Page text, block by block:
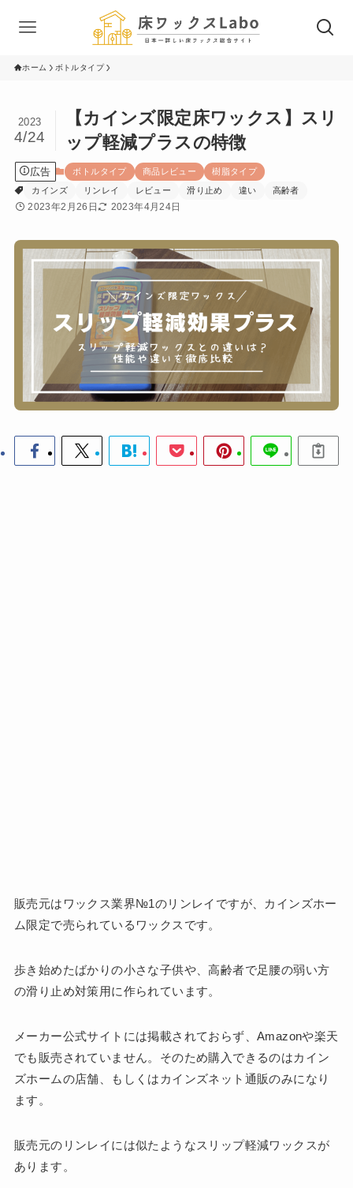
ホーム ボトルタイプ
【カインズ限定床ワックス】スリ
ップ軽減プラスの特徴
2023
4/24
広告 ボトルタイプ 商品レビュー
樹脂タイプ
カインズ
リンレイ レビュー 滑り止め 違い 高齢者
2023年2月26日 2023年4月24日
販売元はワックス業界№1のリンレイですが、カインズホー
ム限定で売られているワックスです。
歩き始めたばかりの小さな子供や、高齢者で足腰の弱い方
の滑り止め対策用に作られています。
メーカー公式サイトには掲載されておらず、Amazonや楽天
でも販売されていません。そのため購入できるのはカイン
ズホームの店舗、もしくはカインズネット通販のみになり
ます。
販売元のリンレイには似たようなスリップ軽減ワックスが
あります。